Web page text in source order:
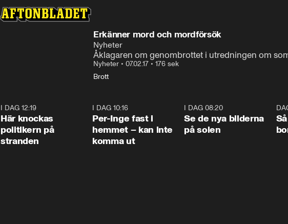
Erkänner mord och mordförsök
Nyheter
Åklagaren om genombrottet i utredningen om
Nyheter • 07.02.17 • 176 sek
Brott
I DAG 12:19
Här knockas
politikern på
stranden
I DAG 10:16
Per-Inge fast i
hemmet – kan inte
komma ut
I DAG 08:20
Se de nya bilderna
på solen